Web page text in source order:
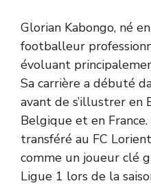
Glorian Kabongo, né
footballeur
évoluant
Sa carrière a débuté
avant de s’illustrer en
Belgique et en
transféré au FC
comme un joueur clé
Ligue 1 lors de la